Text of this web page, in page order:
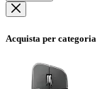
Acquista per categoria